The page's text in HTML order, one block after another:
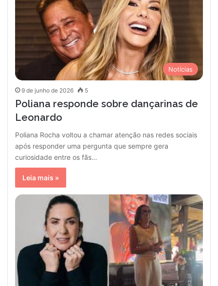
Notícias
9 de junho de 2026 5
Poliana responde sobre dançarinas de
Leonardo
Poliana Rocha voltou a chamar atenção nas redes sociais
após responder uma pergunta que sempre gera
curiosidade entre os fãs…
Leia mais »